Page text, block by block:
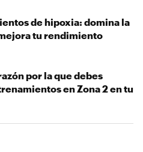
de hipoxia: domina la
tu rendimiento
por la que debes
en Zona 2 en tu